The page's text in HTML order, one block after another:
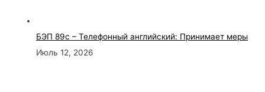
БЭП 89с – Телефонный английский: Принимает меры
Июль 12, 2026